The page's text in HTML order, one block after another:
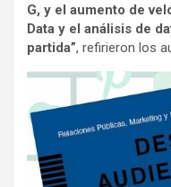
G, y el aumento de
Data y el análisis de
partida”, refirieron los